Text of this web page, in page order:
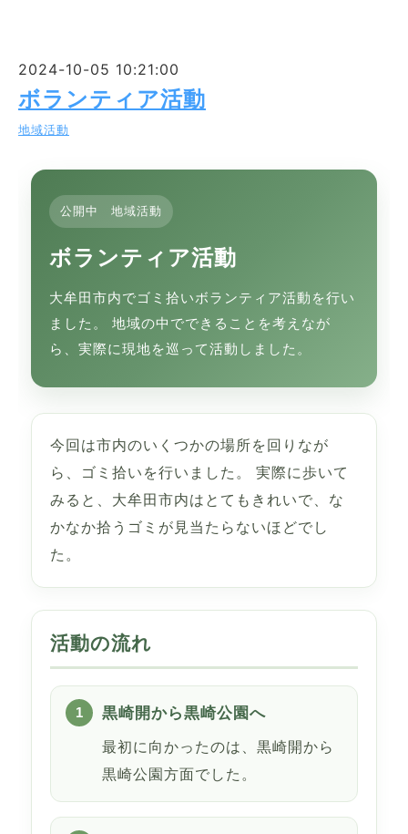
2024-10-05 10:21:00
ボランティア活動
地域活動
公開中 地域活動
ボランティア活動
大牟田市内でゴミ拾いボランティア活動を行い
ました。 地域の中でできることを考えなが
ら、実際に現地を巡って活動しました。
今回は市内のいくつかの場所を回りなが
ら、ゴミ拾いを行いました。 実際に歩いて
みると、大牟田市内はとてもきれいで、な
かなか拾うゴミが見当たらないほどでし
た。
活動の流れ
黒崎開から黒崎公園へ
最初に向かったのは、黒崎開から
黒崎公園方面でした。